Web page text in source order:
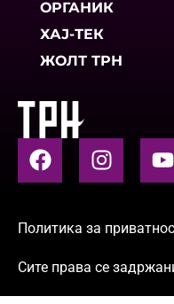
ОРГАНИК
ХАЈ-ТЕК
ЖОЛТ ТРН
Политика за
Сите права се